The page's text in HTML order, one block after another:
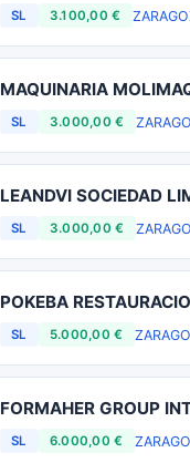
SL 3.100,00 €
MAQUINARIA
SL 3.000,00 €
LEANDVI SOCIEDAD
SL 3.000,00 €
POKEBA
SL 5.000,00 €
FORMAHER GROUP
SL 6.000,00 €